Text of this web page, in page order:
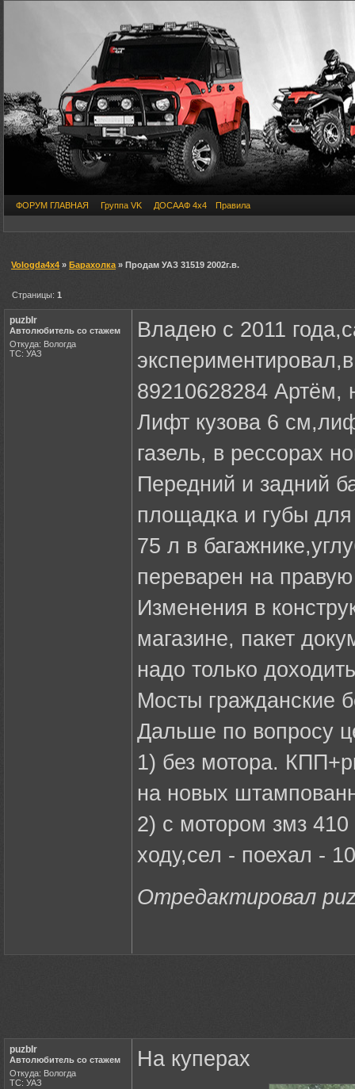
ФОРУМ ГЛАВНАЯ Группа VK ДОСААФ 4х4 Правила
Vologda4x4 » Барахолка » Продам УАЗ 31519 2002г.в.
Страницы:1
puzbIr
Автолюбитель со стажем
Откуда: Вологда
ТС: УАЗ
Владею с 2011
89210628284 Артём,
Лифт кузова 6
газель, в рессорах
Передний и задний
площадка и губы
75 л в
переварен на
Изменения в
магазине, пакет
надо только
Мосты гражданские
Дальше по вопросу
1) без мотора.
на новых
2) с мотором змз
ходу,сел - поехал -
Отредактировал
puzbIr
Автолюбитель со стажем
Откуда: Вологда
ТС: УАЗ
На куперах